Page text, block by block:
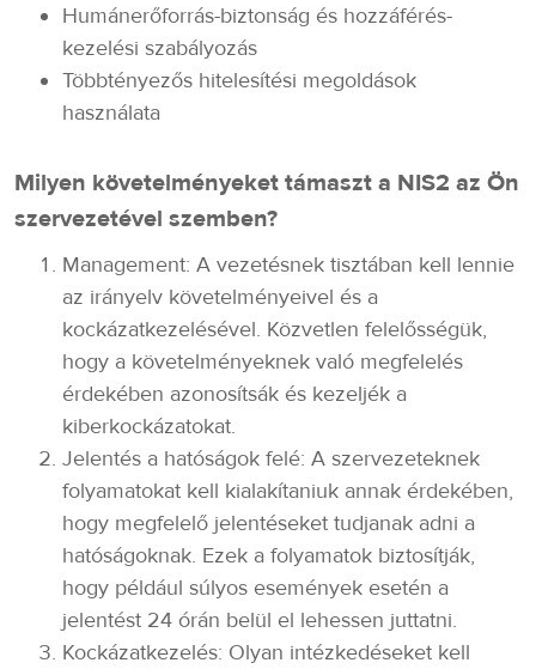
Humánerőforrás-biztonság és hozzáférés-
kezelési szabályozás
Többtényezős hitelesítési megoldások
használata
Milyen követelményeket támaszt a NIS2 az Ön
szervezetével szemben?
Management: A vezetésnek tisztában kell lennie
az irányelv követelményeivel és a
kockázatkezelésével. Közvetlen felelősségük,
hogy a követelményeknek való megfelelés
érdekében azonosítsák és kezeljék a
kiberkockázatokat.
Jelentés a hatóságok felé: A szervezeteknek
folyamatokat kell kialakítaniuk annak érdekében,
hogy megfelelő jelentéseket tudjanak adni a
hatóságoknak. Ezek a folyamatok biztosítják,
hogy például súlyos események esetén a
jelentést 24 órán belül el lehessen juttatni.
Kockázatkezelés: Olyan intézkedéseket kell